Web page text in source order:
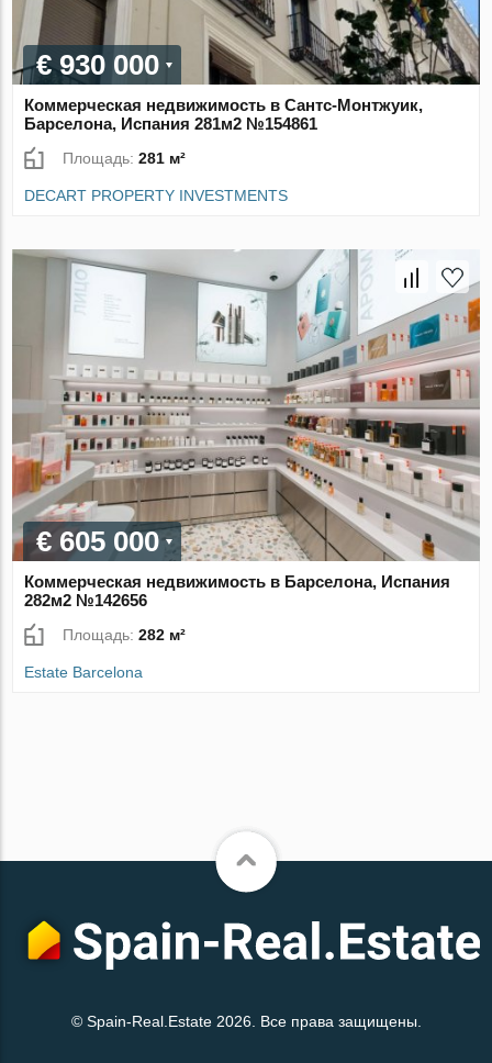
€ 930 000
Коммерческая недвижимость в Сантс-Монтжуик,
Барселона, Испания 281м2 №154861
Площадь:281 м²
DECART PROPERTY INVESTMENTS
€ 605 000
Коммерческая недвижимость в Барселона, Испания
282м2 №142656
Площадь:282 м²
Estate Barcelona
© Spain-Real.Estate 2026. Все права защищены.